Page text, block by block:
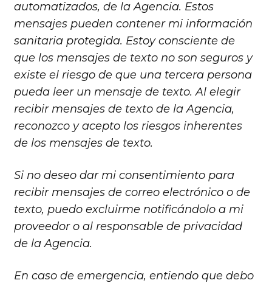
automatizados, de la Agencia. Estos
mensajes pueden contener mi información
sanitaria protegida. Estoy consciente de
que los mensajes de texto no son seguros y
existe el riesgo de que una tercera persona
pueda leer un mensaje de texto. Al elegir
recibir mensajes de texto de la Agencia,
reconozco y acepto los riesgos inherentes
de los mensajes de texto.
Si no deseo dar mi consentimiento para
recibir mensajes de correo electrónico o de
texto, puedo excluirme notificándolo a mi
proveedor o al responsable de privacidad
de la Agencia.
En caso de emergencia, entiendo que debo